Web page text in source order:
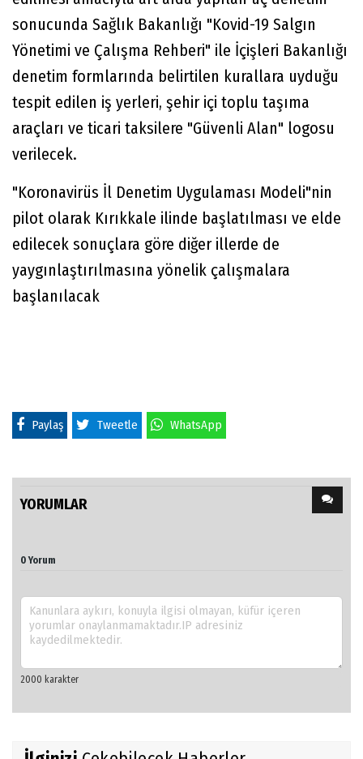
sonucunda Sağlık Bakanlığı "Kovid-19 Salgın
Yönetimi ve Çalışma Rehberi" ile İçişleri Bakanlığı
denetim formlarında belirtilen kurallara uyduğu
tespit edilen iş yerleri, şehir içi toplu taşıma
araçları ve ticari taksilere "Güvenli Alan" logosu
verilecek.
"Koronavirüs İl Denetim Uygulaması Modeli"nin
pilot olarak Kırıkkale ilinde başlatılması ve elde
edilecek sonuçlara göre diğer illerde de
yaygınlaştırılmasına yönelik çalışmalara
başlanılacak
Paylaş Tweetle WhatsApp
YORUMLAR
0 Yorum